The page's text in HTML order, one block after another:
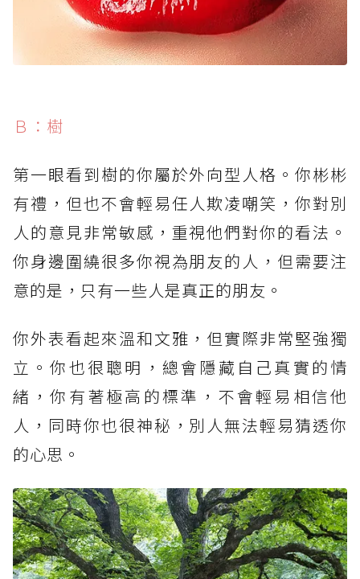
Ｂ：樹
第一眼看到樹的你屬於外向型人格。你彬彬
有禮，但也不會輕易任人欺凌嘲笑，你對別
人的意見非常敏感，重視他們對你的看法。
你身邊圍繞很多你視為朋友的人，但需要注
意的是，只有一些人是真正的朋友。
你外表看起來溫和文雅，但實際非常堅強獨
立。你也很聰明，總會隱藏自己真實的情
緒，你有著極高的標準，不會輕易相信他
人，同時你也很神秘，別人無法輕易猜透你
的心思。